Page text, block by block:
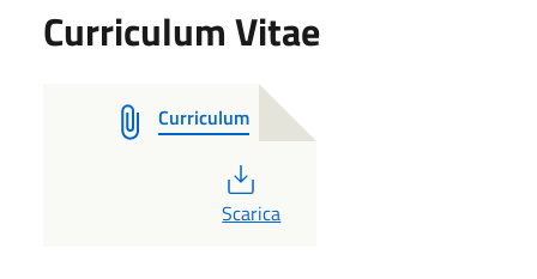
Curriculum Vitae
Curriculum
PDF
Scarica